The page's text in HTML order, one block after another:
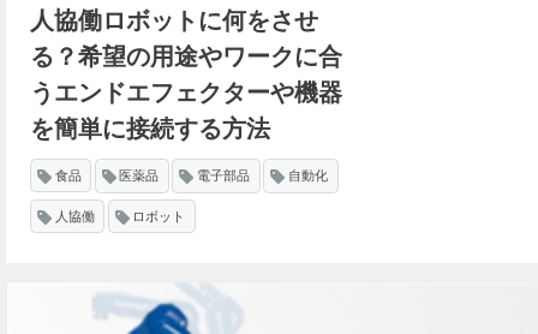
人協働ロボットに何をさせ
る？希望の用途やワークに合
うエンドエフェクターや機器
を簡単に接続する方法
食品 医薬品 電子部品 自動化
人協働 ロボット